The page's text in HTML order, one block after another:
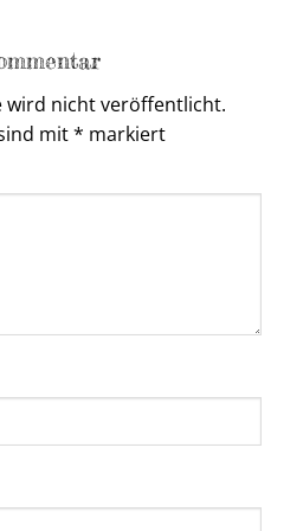
wird nicht veröffentlicht.
mit* markiert